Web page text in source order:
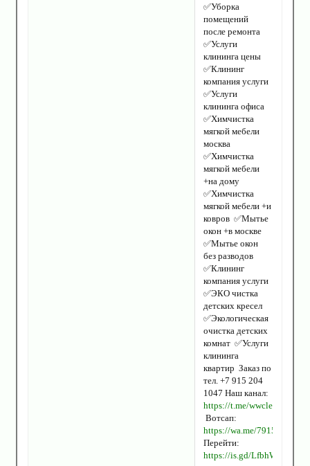
✅Уборка
помещений
после ремонта
✅Услуги
клининга цены
✅Клининг
компания услуги
✅Услуги
клининга офиса
✅Химчистка
мягкой мебели
москва
✅Химчистка
мягкой мебели
+на дому
✅Химчистка
мягкой мебели +и
ковров ✅Мытье
окон +в москве
✅Мытье окон
без разводов
✅Клининг
компания услуги
✅ЭКО чистка
детских кресел
✅Экологическая
очистка детских
комнат ✅Услуги
клининга
квартир Заказ по
тел. +7 915 204
1047 Наш канал:
https://t.me/wwcleaning
Вотсап:
https://wa.me/79152041047
Перейти:
https://is.gd/LfbhWu